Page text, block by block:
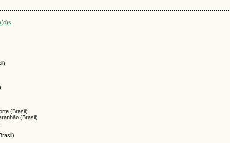
(Brasil)
(Brasil)